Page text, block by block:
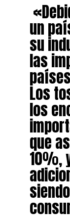
un
su
las
Los
los
que
10%,